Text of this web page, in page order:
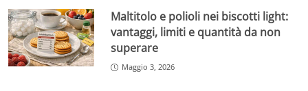
Maltitolo e polioli nei biscotti light:
vantaggi, limiti e quantità da non
superare
Maggio 3, 2026